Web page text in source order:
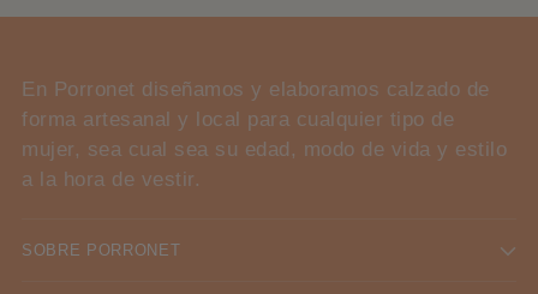
En Porronet diseñamos y elaboramos calzado de
forma artesanal y local para cualquier tipo de
mujer, sea cual sea su edad, modo de vida y estilo
a la hora de vestir.
SOBRE PORRONET